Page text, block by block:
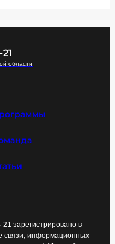
области
зарегистрировано в
связи, информационных